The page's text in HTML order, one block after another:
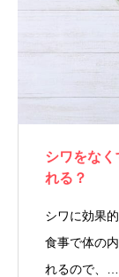
シワをな
れる？
シワに効果
食事で体の
れるので、…